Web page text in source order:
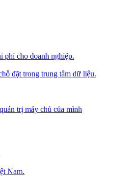
phí cho doanh nghiệp.
đặt trong trung tâm dữ liệu.
trị máy chủ của mình
Nam.